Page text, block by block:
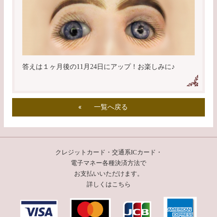
答えは１ヶ月後の11月24日にアップ！お楽しみに♪
一覧へ戻る
クレジットカード・交通系ICカード・
電子マネー各種決済方法で
お支払いいただけます。
詳しくはこちら